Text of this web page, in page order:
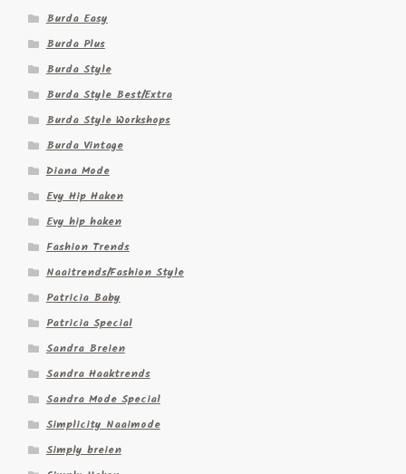
Burda Easy
Burda Plus
Burda Style
Burda Style Best/Extra
Burda Style Workshops
Burda Vintage
Diana Mode
Evy Hip Haken
Evy hip haken
Fashion Trends
Naaitrends/Fashion Style
Patricia Baby
Patricia Special
Sandra Breien
Sandra Haaktrends
Sandra Mode Special
Simplicity Naaimode
Simply breien